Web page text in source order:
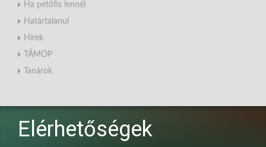
Ha petőfis lennél
Határtalanul
Hírek
TÁMOP
Tanárok
Elérhetőségek